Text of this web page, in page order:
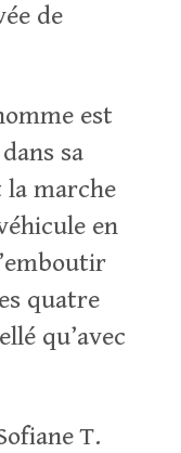
de
est
sa
la marche
en
quatre
qu’avec
T.